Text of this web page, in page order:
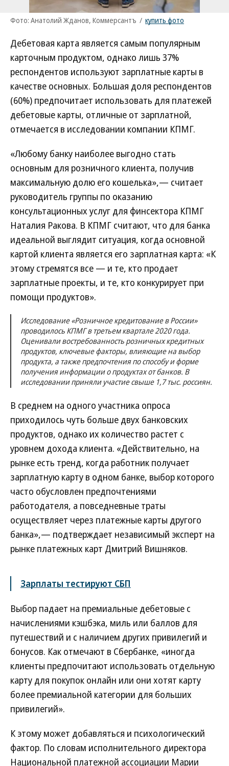
Фото: Анатолий Жданов, Коммерсантъ / купить фото
Дебетовая карта является самым популярным
карточным продуктом, однако лишь 37%
респондентов используют зарплатные карты в
качестве основных. Большая доля респондентов
(60%) предпочитает использовать для платежей
дебетовые карты, отличные от зарплатной,
отмечается в исследовании компании КПМГ.
«Любому банку наиболее выгодно стать
основным для розничного клиента, получив
максимальную долю его кошелька»,— считает
руководитель группы по оказанию
консультационных услуг для финсектора КПМГ
Наталия Ракова. В КПМГ считают, что для банка
идеальной выглядит ситуация, когда основной
картой клиента является его зарплатная карта: «К
этому стремятся все — и те, кто продает
зарплатные проекты, и те, кто конкурирует при
помощи продуктов».
Исследование «Розничное кредитование в России»
проводилось КПМГ в третьем квартале 2020 года.
Оценивали востребованность розничных кредитных
продуктов, ключевые факторы, влияющие на выбор
продукта, а также предпочтения по способу и форме
получения информации о продуктах от банков. В
исследовании приняли участие свыше 1,7 тыс. россиян.
В среднем на одного участника опроса
приходилось чуть больше двух банковских
продуктов, однако их количество растет с
уровнем дохода клиента. «Действительно, на
рынке есть тренд, когда работник получает
зарплатную карту в одном банке, выбор которого
часто обусловлен предпочтениями
работодателя, а повседневные траты
осуществляет через платежные карты другого
банка»,— подтверждает независимый эксперт на
рынке платежных карт Дмитрий Вишняков.
Зарплаты тестируют СБП
Выбор падает на премиальные дебетовые с
начислениями кэшбэка, миль или баллов для
путешествий и с наличием других привилегий и
бонусов. Как отмечают в Сбербанке, «иногда
клиенты предпочитают использовать отдельную
карту для покупок онлайн или они хотят карту
более премиальной категории для больших
привилегий».
К этому может добавляться и психологический
фактор. По словам исполнительного директора
Национальной платежной ассоциации Марии